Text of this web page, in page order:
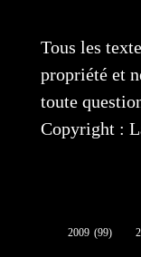
Tous les
propriété et
toute
Copyright :
2009 (99)